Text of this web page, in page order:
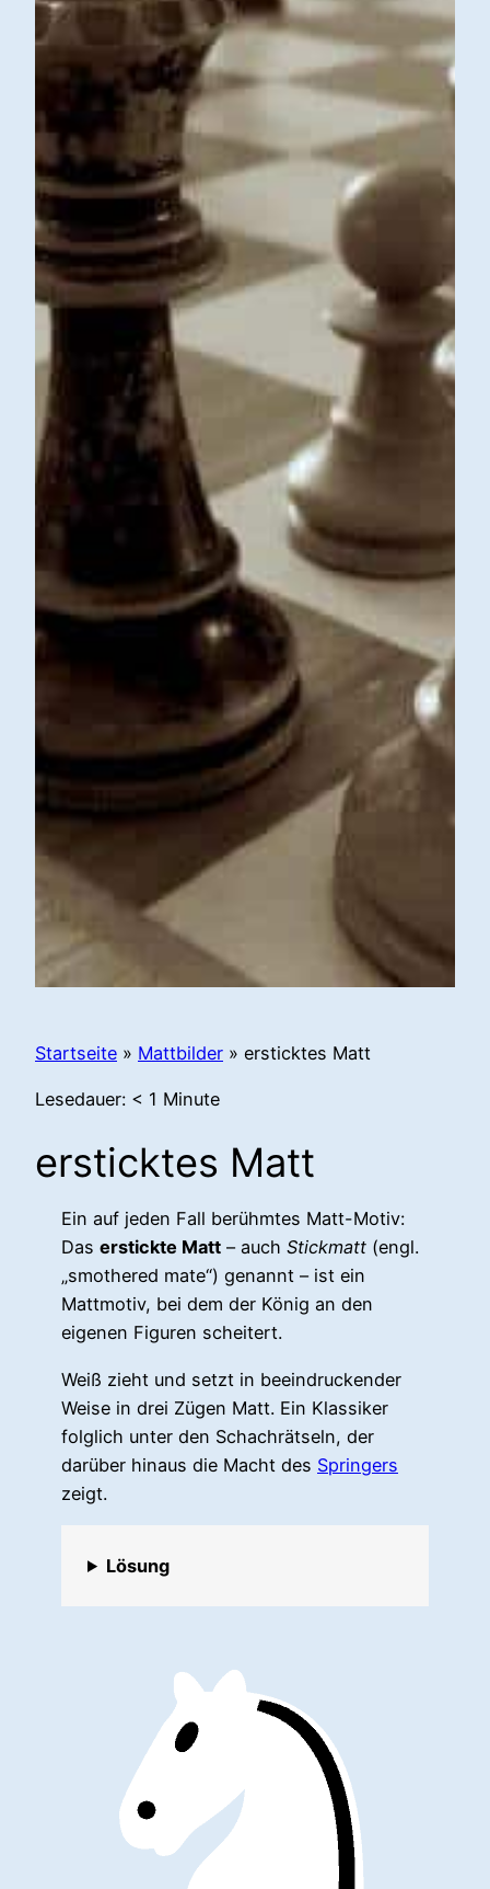
Startseite » Mattbilder » ersticktes Matt
Lesedauer: < 1 Minute
ersticktes Matt
Ein auf jeden Fall berühmtes Matt-Motiv:
Das erstickte Matt – auch Stickmatt (engl.
„smothered mate“) genannt – ist ein
Mattmotiv, bei dem der König an den
eigenen Figuren scheitert.
Weiß zieht und setzt in beeindruckender
Weise in drei Zügen Matt. Ein Klassiker
folglich unter den Schachrätseln, der
darüber hinaus die Macht des Springers
zeigt.
Lösung